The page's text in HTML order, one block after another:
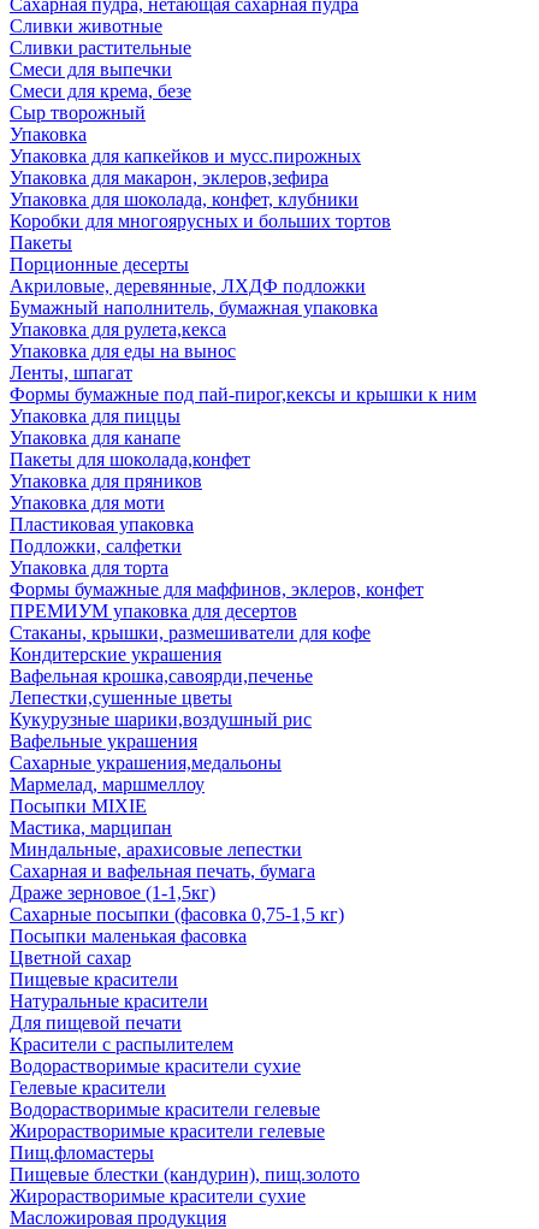
Сахарная пудра, нетающая сахарная пудра
Сливки животные
Сливки растительные
Смеси для выпечки
Смеси для крема, безе
Сыр творожный
Упаковка
Упаковка для капкейков и мусс.пирожных
Упаковка для макарон, эклеров,зефира
Упаковка для шоколада, конфет, клубники
Коробки для многоярусных и больших тортов
Пакеты
Порционные десерты
Акриловые, деревянные, ЛХДФ подложки
Бумажный наполнитель, бумажная упаковка
Упаковка для рулета,кекса
Упаковка для еды на вынос
Ленты, шпагат
Формы бумажные под пай-пирог,кексы и крышки к ним
Упаковка для пиццы
Упаковка для канапе
Пакеты для шоколада,конфет
Упаковка для пряников
Упаковка для моти
Пластиковая упаковка
Подложки, салфетки
Упаковка для торта
Формы бумажные для маффинов, эклеров, конфет
ПРЕМИУМ упаковка для десертов
Стаканы, крышки, размешиватели для кофе
Кондитерские украшения
Вафельная крошка,савоярди,печенье
Лепестки,сушенные цветы
Кукурузные шарики,воздушный рис
Вафельные украшения
Сахарные украшения,медальоны
Мармелад, маршмеллоу
Посыпки MIXIE
Мастика, марципан
Миндальные, арахисовые лепестки
Сахарная и вафельная печать, бумага
Драже зерновое (1-1,5кг)
Сахарные посыпки (фасовка 0,75-1,5 кг)
Посыпки маленькая фасовка
Цветной сахар
Пищевые красители
Натуральные красители
Для пищевой печати
Красители с распылителем
Водорастворимые красители сухие
Гелевые красители
Водорастворимые красители гелевые
Жирорастворимые красители гелевые
Пищ.фломастеры
Пищевые блестки (кандурин), пищ.золото
Жирорастворимые красители сухие
Масложировая продукция